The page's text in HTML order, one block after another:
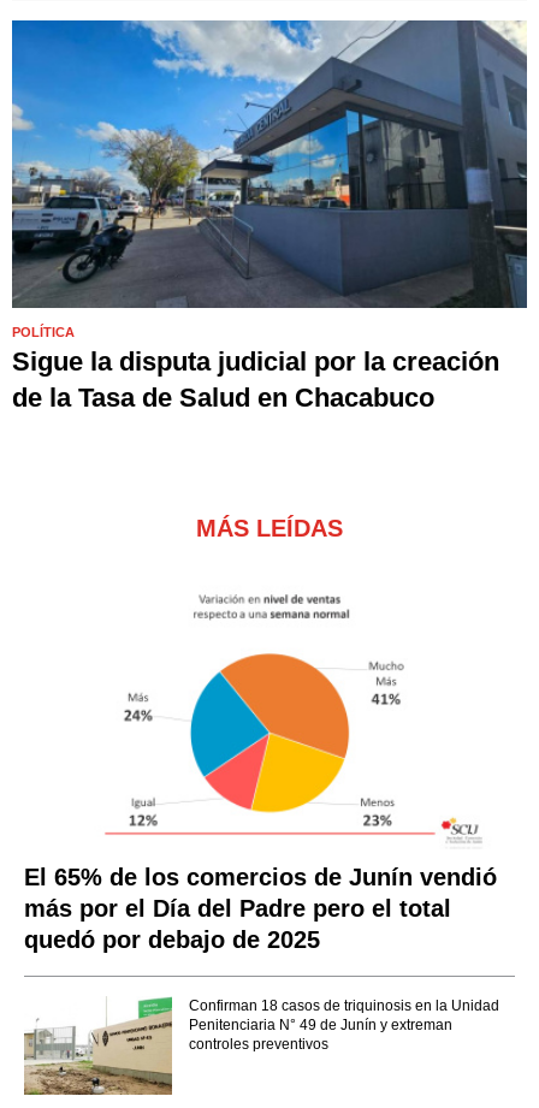
POLÍTICA
Sigue la disputa judicial por la creación
de la Tasa de Salud en Chacabuco
MÁS LEÍDAS
El 65% de los comercios de Junín vendió
más por el Día del Padre pero el total
quedó por debajo de 2025
Confirman 18 casos de triquinosis en la Unidad
Penitenciaria N° 49 de Junín y extreman
controles preventivos